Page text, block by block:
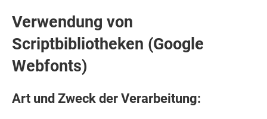
Verwendung von
Scriptbibliotheken (Google
Webfonts)
Art und Zweck der Verarbeitung: